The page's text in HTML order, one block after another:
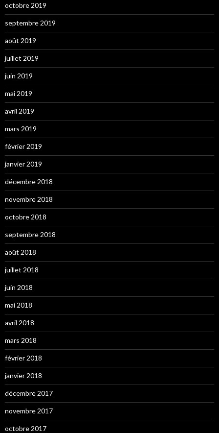
octobre 2019
septembre 2019
août 2019
juillet 2019
juin 2019
mai 2019
avril 2019
mars 2019
février 2019
janvier 2019
décembre 2018
novembre 2018
octobre 2018
septembre 2018
août 2018
juillet 2018
juin 2018
mai 2018
avril 2018
mars 2018
février 2018
janvier 2018
décembre 2017
novembre 2017
octobre 2017